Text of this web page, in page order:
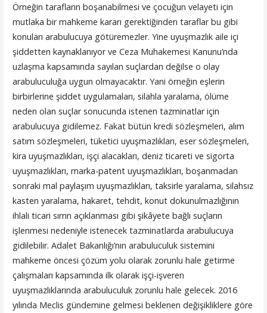
Örneğin tarafların boşanabilmesi ve çocuğun velayeti için
mutlaka bir mahkeme kararı gerektiğinden taraflar bu gibi
konuları arabulucuya götüremezler. Yine uyuşmazlık aile içi
şiddetten kaynaklanıyor ve Ceza Muhakemesi Kanunu’nda
uzlaşma kapsamında sayılan suçlardan değilse o olay
arabuluculuğa uygun olmayacaktır. Yani örneğin eşlerin
birbirlerine şiddet uygulamaları, silahla yaralama, ölüme
neden olan suçlar sonucunda istenen tazminatlar için
arabulucuya gidilemez. Fakat bütün kredi sözleşmeleri, alım
satım sözleşmeleri, tüketici uyuşmazlıkları, eser sözleşmeleri,
kira uyuşmazlıkları, işçi alacakları, deniz ticareti ve sigorta
uyuşmazlıkları, marka-patent uyuşmazlıkları, boşanmadan
sonraki mal paylaşım uyuşmazlıkları, taksirle yaralama, silahsız
kasten yaralama, hakaret, tehdit, konut dokunulmazlığının
ihlali ticari sırrın açıklanması gibi şikâyete bağlı suçların
işlenmesi nedeniyle istenecek tazminatlarda arabulucuya
gidilebilir. Adalet Bakanlığı’nın arabuluculuk sistemini
mahkeme öncesi çözüm yolu olarak zorunlu hale getirme
çalışmaları kapsamında ilk olarak işçi-işveren
uyuşmazlıklarında arabuluculuk zorunlu hale gelecek. 2016
yılında Meclis gündemine gelmesi beklenen değişikliklere göre